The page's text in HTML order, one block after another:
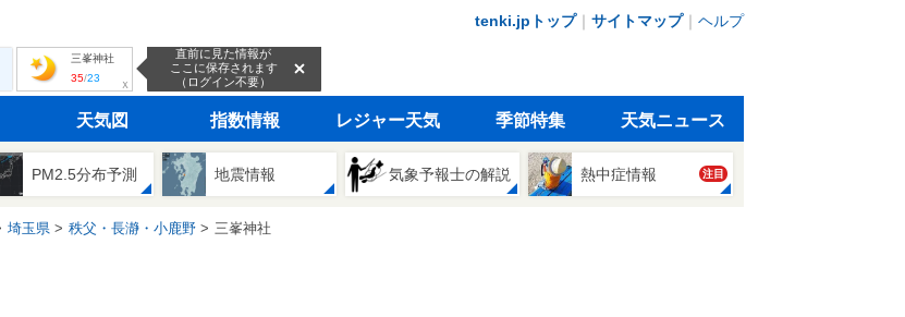
tenki.jpトップ｜ サイトマップ｜ ヘルプ
三峯神社
35/23 ｘ
直前に見た情報が
ここに保存されます
（ログイン不要）
天気図 指数情報 レジャー天気 季節特集 天気ニュース
PM2.5分布予測 地震情報 気象予報士の解説 熱中症情報 注目
埼玉県 秩父・長瀞・小鹿野 三峯神社